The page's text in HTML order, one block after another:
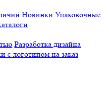
Новинки Упаковочные
Разработка дизайна
с логотипом на заказ